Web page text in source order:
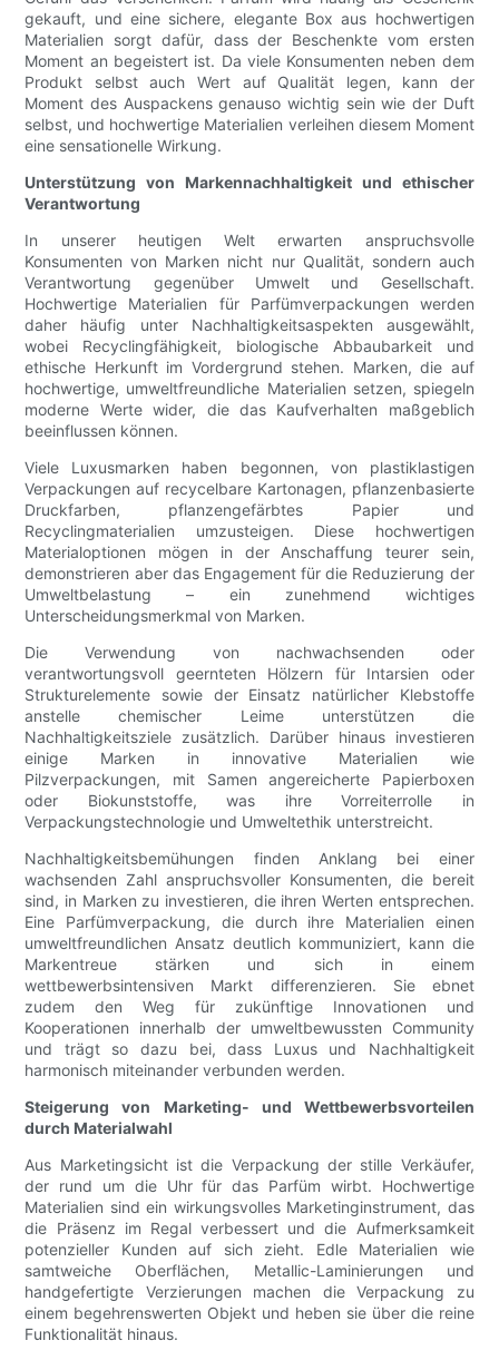
gekauft, und eine sichere, elegante Box aus hochwertigen
Materialien sorgt dafür, dass der Beschenkte vom ersten
Moment an begeistert ist. Da viele Konsumenten neben dem
Produkt selbst auch Wert auf Qualität legen, kann der
Moment des Auspackens genauso wichtig sein wie der Duft
selbst, und hochwertige Materialien verleihen diesem Moment
eine sensationelle Wirkung.
Unterstützung von Markennachhaltigkeit und ethischer
Verantwortung
In unserer heutigen Welt erwarten anspruchsvolle
Konsumenten von Marken nicht nur Qualität, sondern auch
Verantwortung gegenüber Umwelt und Gesellschaft.
Hochwertige Materialien für Parfümverpackungen werden
daher häufig unter Nachhaltigkeitsaspekten ausgewählt,
wobei Recyclingfähigkeit, biologische Abbaubarkeit und
ethische Herkunft im Vordergrund stehen. Marken, die auf
hochwertige, umweltfreundliche Materialien setzen, spiegeln
moderne Werte wider, die das Kaufverhalten maßgeblich
beeinflussen können.
Viele Luxusmarken haben begonnen, von plastiklastigen
Verpackungen auf recycelbare Kartonagen, pflanzenbasierte
Druckfarben, pflanzengefärbtes Papier und
Recyclingmaterialien umzusteigen. Diese hochwertigen
Materialoptionen mögen in der Anschaffung teurer sein,
demonstrieren aber das Engagement für die Reduzierung der
Umweltbelastung – ein zunehmend wichtiges
Unterscheidungsmerkmal von Marken.
Die Verwendung von nachwachsenden oder
verantwortungsvoll geernteten Hölzern für Intarsien oder
Strukturelemente sowie der Einsatz natürlicher Klebstoffe
anstelle chemischer Leime unterstützen die
Nachhaltigkeitsziele zusätzlich. Darüber hinaus investieren
einige Marken in innovative Materialien wie
Pilzverpackungen, mit Samen angereicherte Papierboxen
oder Biokunststoffe, was ihre Vorreiterrolle in
Verpackungstechnologie und Umweltethik unterstreicht.
Nachhaltigkeitsbemühungen finden Anklang bei einer
wachsenden Zahl anspruchsvoller Konsumenten, die bereit
sind, in Marken zu investieren, die ihren Werten entsprechen.
Eine Parfümverpackung, die durch ihre Materialien einen
umweltfreundlichen Ansatz deutlich kommuniziert, kann die
Markentreue stärken und sich in einem
wettbewerbsintensiven Markt differenzieren. Sie ebnet
zudem den Weg für zukünftige Innovationen und
Kooperationen innerhalb der umweltbewussten Community
und trägt so dazu bei, dass Luxus und Nachhaltigkeit
harmonisch miteinander verbunden werden.
Steigerung von Marketing- und Wettbewerbsvorteilen
durch Materialwahl
Aus Marketingsicht ist die Verpackung der stille Verkäufer,
der rund um die Uhr für das Parfüm wirbt. Hochwertige
Materialien sind ein wirkungsvolles Marketinginstrument, das
die Präsenz im Regal verbessert und die Aufmerksamkeit
potenzieller Kunden auf sich zieht. Edle Materialien wie
samtweiche Oberflächen, Metallic-Laminierungen und
handgefertigte Verzierungen machen die Verpackung zu
einem begehrenswerten Objekt und heben sie über die reine
Funktionalität hinaus.